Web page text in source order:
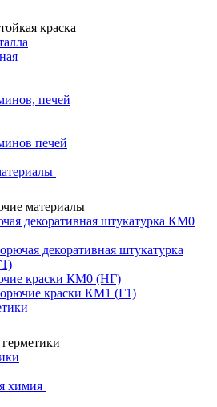
краска
печей
печей
материалы
декоративная штукатурка КМ0
декоративная штукатурка
краски КМ0 (НГ)
краски КМ1 (Г1)
химия